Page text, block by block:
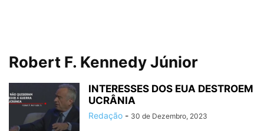
Robert F. Kennedy Júnior
INTERESSES DOS EUA DESTROEM
UCRÂNIA
Redação - 30 de Dezembro, 2023